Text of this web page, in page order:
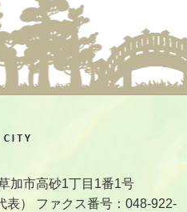
加市高砂1丁目1番1号
表） ファクス番号：048-922-